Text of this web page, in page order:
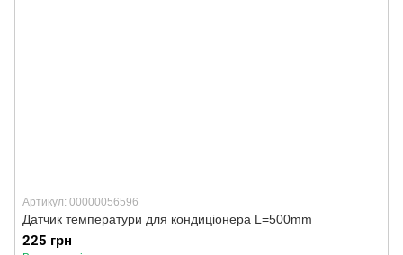
Артикул: 00000056596
Датчик температури для кондиціонера L=500mm
225 грн